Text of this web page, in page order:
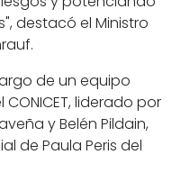
destacó el Ministro
de un equipo
CONICET, liderado por
y Belén Pildain,
de Paula Peris del